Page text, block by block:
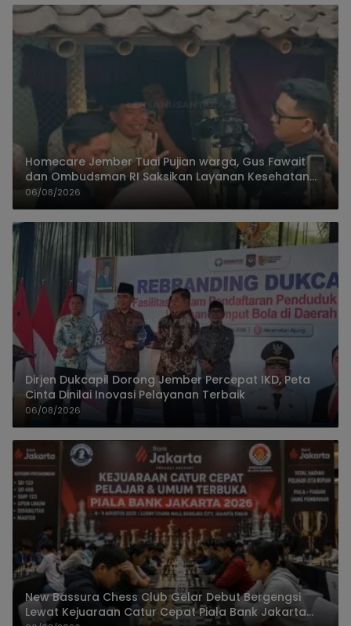
Homecare Jember Tuai Pujian warga, Gus Fawait
dan Ombudsman RI Saksikan Layanan Kesehatan
Rumah Pasien
06/08/2026
Dirjen Dukcapil Dorong Jember Percepat IKD, Peta
Cinta Dinilai Inovasi Pelayanan Terbaik
06/08/2026
New Bassura Chess Club Gelar Debut Bergengsi
Lewat Kejuaraan Catur Cepat Piala Bank Jakarta